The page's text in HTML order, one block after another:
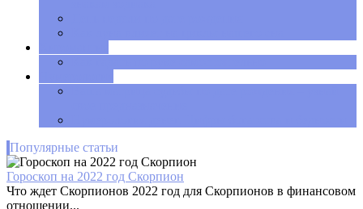
Популярные статьи
Гороскоп на 2022 год Скорпион
Что ждет Скорпионов 2022 год для Скорпионов в финансовом
отношении...